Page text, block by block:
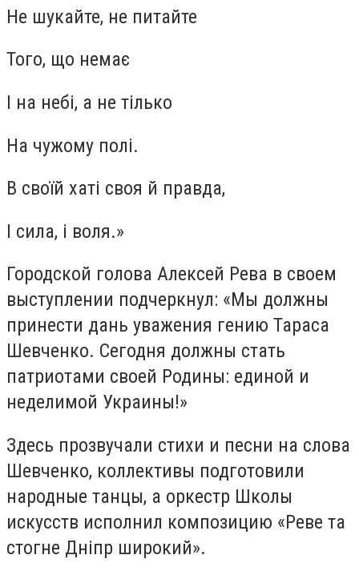
Не шукайте, не питайте
Того, що немає
І на небі, а не тілько
На чужому полі.
В своїй хаті своя й правда,
І сила, і воля.»
Городской голова Алексей Рева в своем
выступлении подчеркнул: «Мы должны
принести дань уважения гению Тараса
Шевченко. Сегодня должны стать
патриотами своей Родины: единой и
неделимой Украины!»
Здесь прозвучали стихи и песни на слова
Шевченко, коллективы подготовили
народные танцы, а оркестр Школы
искусств исполнил композицию «Реве та
стогне Дніпр широкий».